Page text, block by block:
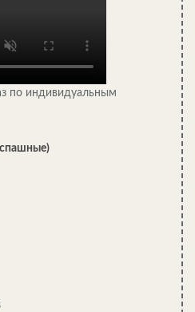
и горячей воды:
по индивидуальным